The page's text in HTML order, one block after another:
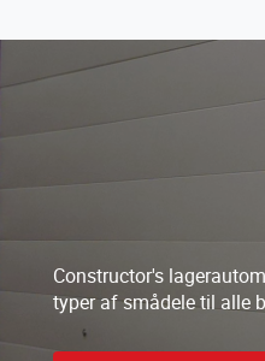
Constructor's
typer af smådele til alle